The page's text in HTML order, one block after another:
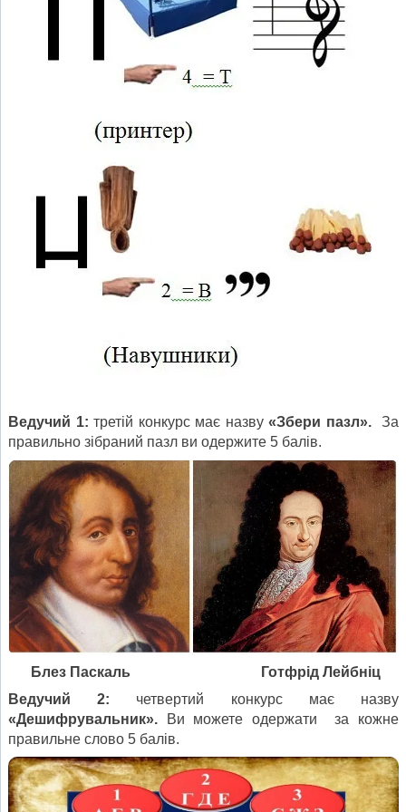
Ведучий 1:третій конкурс має назву«Збери пазл».За
правильно зібраний пазл ви одержите 5 балів.
Блез Паскаль Готфрід Лейбніц
Ведучий 2: четвертий конкурс має назву
«Дешифрувальник». Ви можете одержати за кожне
правильне слово 5 балів.